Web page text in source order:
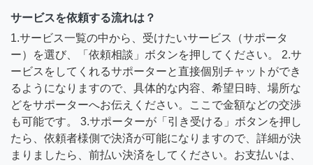
サービスを依頼する流れは？
1.サービス一覧の中から、受けたいサービス（サポータ
ー）を選び、「依頼相談」ボタンを押してください。 2.サ
ービスをしてくれるサポーターと直接個別チャットができ
るようになりますので、具体的な内容、希望日時、場所な
どをサポーターへお伝えください。ここで金額などの交渉
も可能です。 3.サポーターが「引き受ける」ボタンを押し
たら、依頼者様側で決済が可能になりますので、詳細が決
まりましたら、前払い決済をしてください。お支払いは、